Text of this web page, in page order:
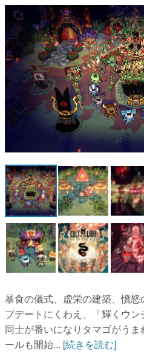
マンガ
女性向け
アプリレビュー
その他
電ファミニコゲーマーとは？
運営：株式会社マレ
暴食の儀式、虚栄の建築、憤
プデートにくわえ、「輝くウ
同士が番いになりタマゴがう
ールも開始... [続きを読む]